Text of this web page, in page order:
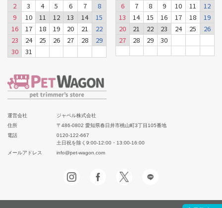
2
3 4 5 6 7
8
9
10 11 12 13 14
15
16
17 18 19 20 21
22
23
24 25 26 27 28
29
30
31
6
7 8 9 10 11
12
13
14 15 16 17 18
19
20
21 22 23 24 25
26
27
28 29 30
運営会社
ジャペル株式会社
住所
〒486-0802 愛知県春日井市桃山町3丁目105番地
電話
0120-122-667
土日祝を除く9:00-12:00・13:00-16:00
メールアドレス
info@pet-wagon.com